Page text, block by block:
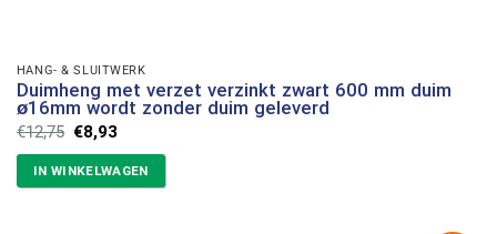
HANG- & SLUITWERK
Duimheng met verzet verzinkt zwart 600 mm duim
ø16mm wordt zonder duim geleverd
€12,75 Oorspronkelijke
prijs
was:
€12,75.
€8,93Huidige
is:
€8,93.
IN WINKELWAGEN